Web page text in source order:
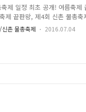
제 일정 최초 공개! 여름축제
제 끝판왕, 제4회 신촌 물총
에서 해적과의 한판 승부! 여
부스 등 모두 공개합니다. 여름
Start 해적기지 무기 창고
촌 물총축제 2016.07.04